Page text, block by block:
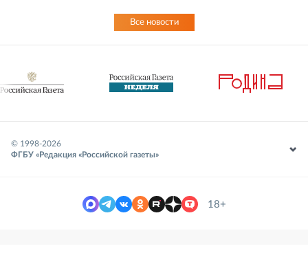
Все новости
© 1998-2026
ФГБУ «Редакция «Российской газеты»
18+